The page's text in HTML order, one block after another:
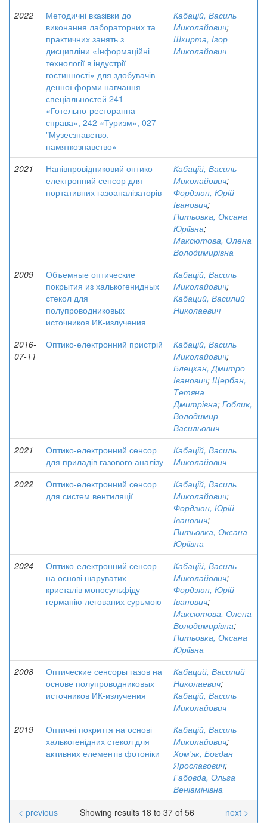
2022
Методичні вказівки до
виконання лабораторних та
практичних занять з
дисципліни «Інформаційні
технології в індустрії
гостинності» для здобувачів
денної форми навчання
спеціальностей 241
«Готельно-ресторанна
справа», 242 «Туризм», 027
"Музеєзнавство,
памяткознавство»
Кабацій, Василь
Миколайович;
Шкирта, Ігор
Миколайович
2021
Напівпровідниковий оптико-
електронний сенсор для
портативних газоаналізаторів
Кабацій, Василь
Миколайович;
Фордзюн, Юрій
Іванович;
Питьовка, Оксана
Юріївна;
Максютова, Олена
Володимирівна
2009
Объемные оптические
покрытия из халькогенидных
стекол для
полупроводниковых
источников ИК-излучения
Кабацій, Василь
Миколайович;
Кабаций, Василий
Николаевич
2016-
07-11
Оптико-електронний пристрій
Кабацій, Василь
Миколайович;
Блецкан, Дмитро
Іванович; Щербан,
Тетяна
Дмитрівна; Гоблик,
Володимир
Васильович
2021
Оптико-електронний сенсор
для приладів газового аналізу
Кабацій, Василь
Миколайович
2022
Оптико-електронний сенсор
для систем вентиляції
Кабацій, Василь
Миколайович;
Фордзюн, Юрій
Іванович;
Питьовка, Оксана
Юріївна
2024
Оптико-електронний сенсор
на основі шаруватих
кристалів моносульфіду
германію легованих сурьмою
Кабацій, Василь
Миколайович;
Фордзюн, Юрій
Іванович;
Максютова, Олена
Володимирівна;
Питьовка, Оксана
Юріївна
2008
Оптические сенсоры газов на
основе полупроводниковых
источников ИК-излучения
Кабаций, Василий
Николаевич;
Кабацій, Василь
Миколайович
2019
Оптичні покриття на основі
халькогенідних стекол для
активних елементів фотоніки
Кабацій, Василь
Миколайович;
Хом'як, Богдан
Ярославович;
Габовда, Ольга
Веніамінівна
Showing results 18 to 37 of 56
< previous next >